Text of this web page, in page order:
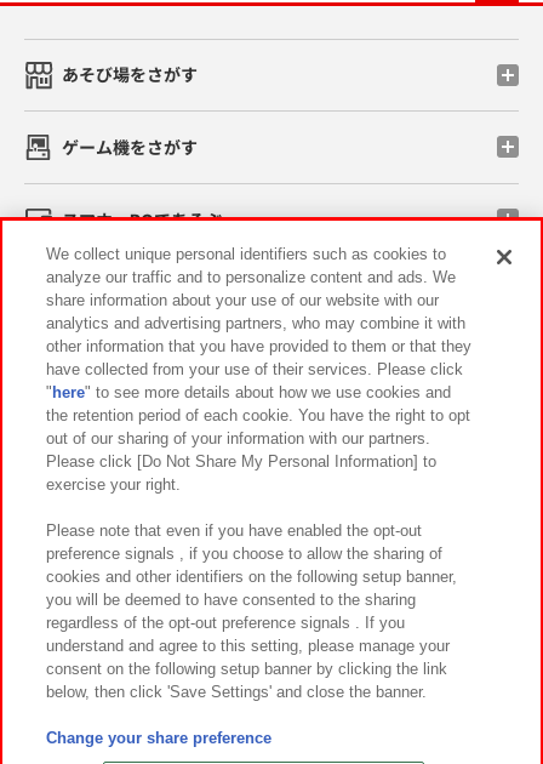
あそび場をさがす
ゲーム機をさがす
スマホ・PCであそぶ
イベント・キャンペーン
関連会社 サステナビリティ サイトポリシー
プライバシーポリシー ウェブアクセシビリティ方針と検証結果
お取引先さまとともに
カスタマーハラスメント対応方針 よくあるご質問・お問い合わせ
©Bandai Namco Amusement Inc.
©Bandai Namco Amusement Lab Inc.
We collect unique personal identifiers such as cookies to
analyze our traffic and to personalize content and ads. We
share information about your use of our website with our
analytics and advertising partners, who may combine it with
other information that you have provided to them or that they
have collected from your use of their services. Please click
" here" to see more details about how we use cookies and
the retention period of each cookie. You have the right to opt
out of our sharing of your information with our partners.
Please click [Do Not Share My Personal Information] to
exercise your right.
Please note that even if you have enabled the opt-out
preference signals , if you choose to allow the sharing of
cookies and other identifiers on the following setup banner,
you will be deemed to have consented to the sharing
regardless of the opt-out preference signals . If you
understand and agree to this setting, please manage your
consent on the following setup banner by clicking the link
below, then click 'Save Settings' and close the banner.
Change your share preference